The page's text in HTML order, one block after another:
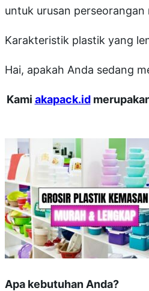
untuk urusan perseorangan
Karakteristik plastik yang
Hai, apakah Anda sedang
Kami akapack.id
Apa kebutuhan Anda?